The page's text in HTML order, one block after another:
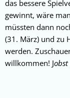
das bessere
gewinnt, wäre
müssten dann
(31. März) und zu
werden.
willkommen! Jobst